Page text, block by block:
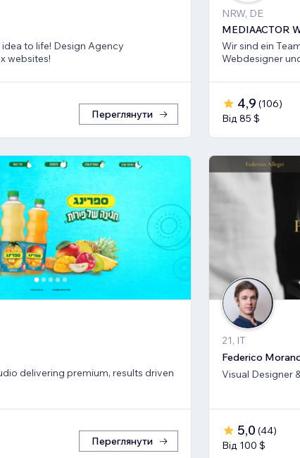
to life! Design Agency
websites!
Переглянути
NRW, DE
MEDIAACTOR
Wir sind ein
Webdesigner
4,9 (106)
Від 85 $
delivering premium, results driven
Переглянути
21, IT
Federico
Visual Designer
5,0 (44)
Від 100 $